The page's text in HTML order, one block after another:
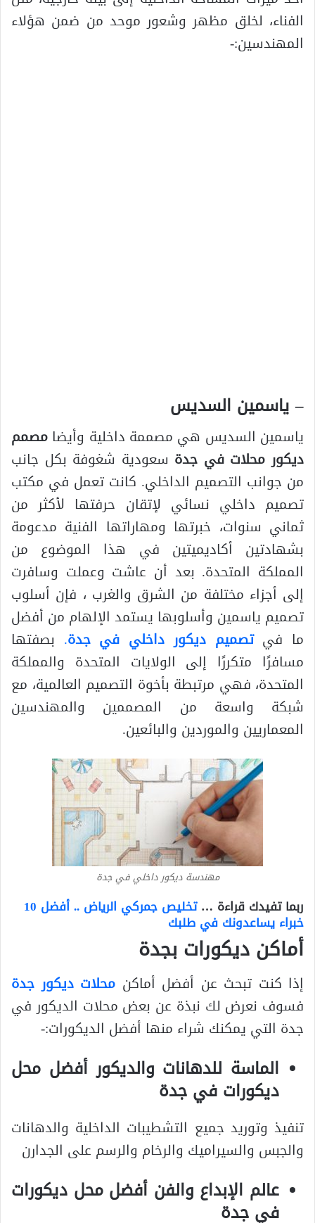
الفناء، لخلق مظهر وشعور موحد من ضمن هؤلاء
المهندسين:-
– ياسمين السديس
ياسمين السديس هي مصممة داخلية وأيضا مصمم
ديكور محلات في جدة سعودية شغوفة بكل جانب
من جوانب التصميم الداخلي. كانت تعمل في مكتب
تصميم داخلي نسائي لإتقان حرفتها لأكثر من
ثماني سنوات، خبرتها ومهاراتها الفنية مدعومة
بشهادتين أكاديميتين في هذا الموضوع من
المملكة المتحدة. بعد أن عاشت وعملت وسافرت
إلى أجزاء مختلفة من الشرق والغرب ، فإن أسلوب
تصميم ياسمين وأسلوبها يستمد الإلهام من أفضل
ما فيتصميم ديكور داخلي في جدة. بصفتها
مسافرًا متكررًا إلى الولايات المتحدة والمملكة
المتحدة، فهي مرتبطة بأخوة التصميم العالمية، مع
شبكة واسعة من المصممين والمهندسين
المعماريين والموردين والبائعين.
مهندسة ديكور داخلي في جدة
ربما تفيدك قراءة … تخليص جمركي الرياض .. أفضل 10
خبراء يساعدونك في طلبك
أماكن ديكورات بجدة
إذا كنت تبحث عن أفضل أماكن محلات ديكور جدة
فسوف نعرض لك نبذة عن بعض محلات الديكور في
جدة التي يمكنك شراء منها أفضل الديكورات:-
الماسة للدهانات والديكور أفضل محل
ديكورات في جدة
تنفيذ وتوريد جميع التشطيبات الداخلية والدهانات
والجبس والسيراميك والرخام والرسم على الجدارن
عالم الإبداع والفن أفضل محل ديكورات
في جدة